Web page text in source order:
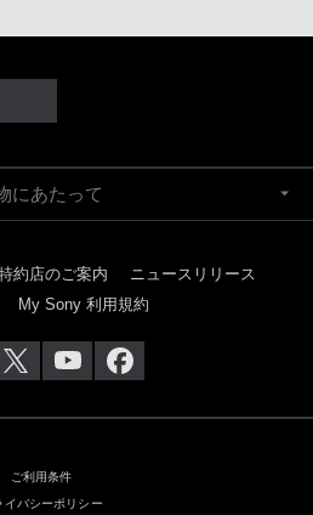
にあたって
約店のご案内
ニュースリリース
My Sony 利用規約
ご利用条件
イバシーポリシー